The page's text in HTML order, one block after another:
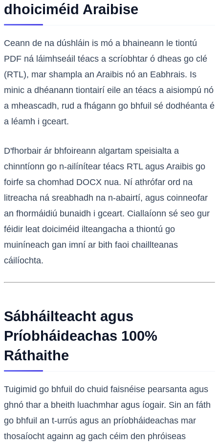
dhoiciméid Araibise
Ceann de na dúshláin is mó a bhaineann le tiontú
PDF ná láimhseáil téacs a scríobhtar ó dheas go clé
(RTL), mar shampla an Araibis nó an Eabhrais. Is
minic a dhéanann tiontairí eile an téacs a aisiompú nó
a mheascadh, rud a fhágann go bhfuil sé dodhéanta é
a léamh i gceart.
D'fhorbair ár bhfoireann algartam speisialta a
chinntíonn go n-ailínítear téacs RTL agus Araibis go
foirfe sa chomhad DOCX nua. Ní athrófar ord na
litreacha ná sreabhadh na n-abairtí, agus coinneofar
an fhormáidiú bunaidh i gceart. Ciallaíonn sé seo gur
féidir leat doiciméid ilteangacha a thiontú go
muiníneach gan imní ar bith faoi chaillteanas
cáilíochta.
Sábháilteacht agus
Príobháideachas 100%
Ráthaithe
Tuigimid go bhfuil do chuid faisnéise pearsanta agus
ghnó thar a bheith luachmhar agus íogair. Sin an fáth
go bhfuil an t-urrús agus an príobháideachas mar
thosaíocht againn ag gach céim den phróiseas